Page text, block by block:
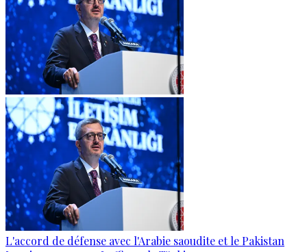
L'accord de défense avec l'Arabie saoudite et le Pakistan